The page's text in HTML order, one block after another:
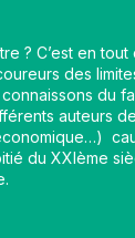
? C’est en
des
du
auteurs
du XXIème